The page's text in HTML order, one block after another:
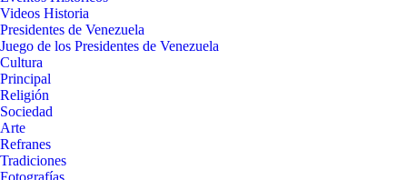
Videos Historia
Presidentes de Venezuela
Juego de los Presidentes de Venezuela
Cultura
Principal
Religión
Sociedad
Arte
Refranes
Tradiciones
Fotografías